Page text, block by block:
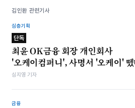
김인환 관련기사
심층기획
단독
최윤 OK금융 회장 개인회사
'오케이컴퍼니', 사명서 '오케이'
심지영 기자
금융